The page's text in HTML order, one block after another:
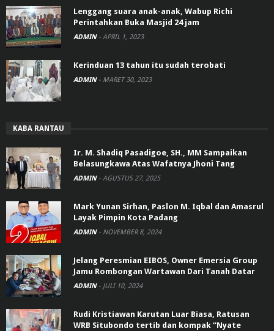
Lenggang suara anak-anak, Wabup Richi
Perintahkan Buka Masjid 24 jam
ADMIN - APRIL 1, 2023
Kerinduan 13 tahun itu sudah terobati
ADMIN - MARET 30, 2023
KABA RANTAU
Ir. M. Shadiq Pasadigoe, SH., MM Sampaikan
Belasungkawa Atas Wafatnya Jhoni Tang
ADMIN - AGUSTUS 27, 2025
Mark Yunan Sirhan, Paslon M. Iqbal dan Amasrul
Layak Pimpin Kota Padang
ADMIN - NOVEMBER 8, 2024
Jelang Peresmian EIBOS, Owner Emersia Group
Jamu Rombongan Wartawan Dari Tanah Datar
ADMIN - JULI 10, 2024
Rudi Kristiawan Karutan Luar Biasa, Ratusan
WRB Situbondo tertib dan kompak “Nyate